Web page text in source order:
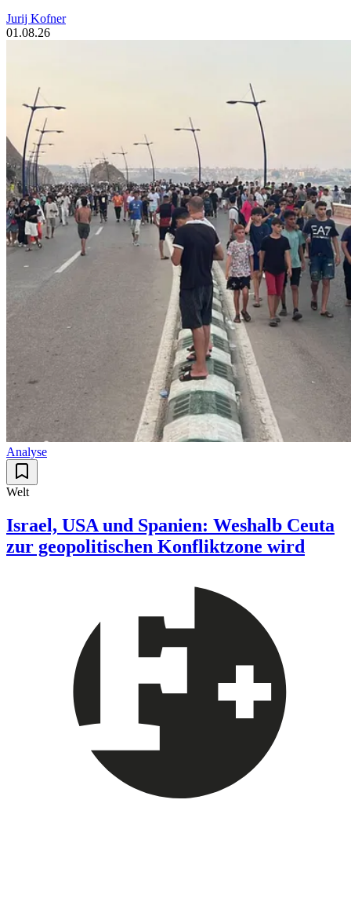
Jurij Kofner
01.08.26
Analyse
Welt
Israel, USA und Spanien: Weshalb Ceuta
zur geopolitischen Konfliktzone wird